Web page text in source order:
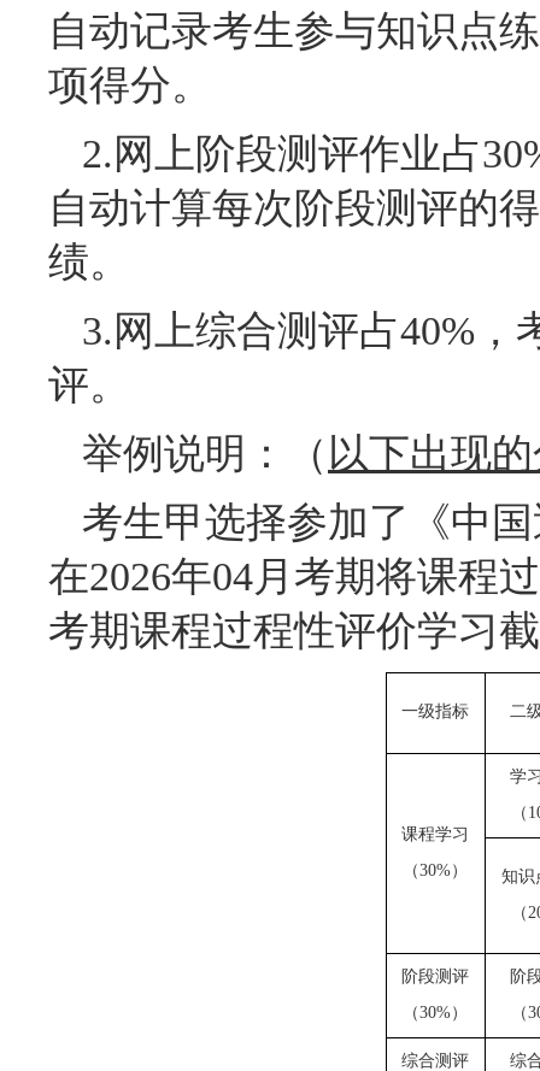
自动记录考生参与知识点
项得分。
2.网上阶段测评作业占
自动计算每次阶段测评的
绩。
3.网上综合测评占40%
评。
举例说明：（ 以下出现
考生甲选择参加了《中
在2026年04月考期将课程
考期课程过程性评价学习
一级指标 二
课程学习
（30%）
学
（
知识
（
阶段测评
（30%）
阶
（
综合测评
综